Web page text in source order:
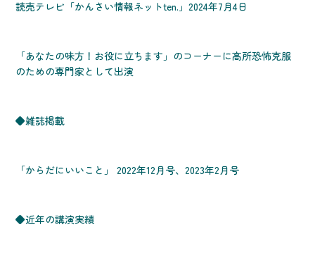
読売テレビ「かんさい情報ネットten.」2024年7月4日
「あなたの味方！お役に立ちます」のコーナーに高所恐怖克服
のための専門家として出演
◆雑誌掲載
「からだにいいこと」 2022年12月号、2023年2月号
◆近年の講演実績